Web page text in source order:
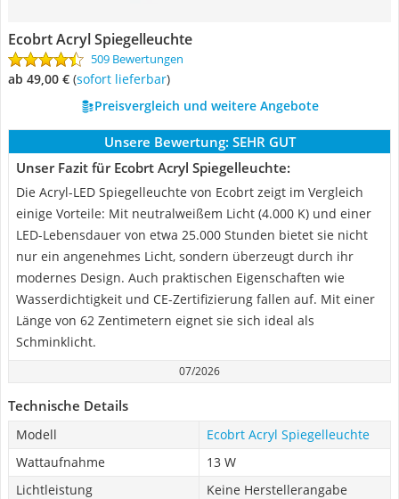
Ecobrt Acryl Spiegelleuchte
509 Bewertungen
ab 49,00 € ( Sofort lieferbar)
Preisvergleich und weitere Angebote
Unsere Bewertung: SEHR GUT
Unser Fazit für Ecobrt Acryl Spiegelleuchte:
Die Acryl-LED Spiegelleuchte von Ecobrt zeigt im Vergleich
einige Vorteile: Mit neutralweißem Licht (4.000 K) und einer
LED-Lebensdauer von etwa 25.000 Stunden bietet sie nicht
nur ein angenehmes Licht, sondern überzeugt durch ihr
modernes Design. Auch praktischen Eigenschaften wie
Wasserdichtigkeit und CE-Zertifizierung fallen auf. Mit einer
Länge von 62 Zentimetern eignet sie sich ideal als
Schminklicht.
07/2026
Technische Details
Modell
Ecobrt Acryl Spiegelleuchte
Wattaufnahme
13 W
Lichtleistung
Keine Herstellerangabe